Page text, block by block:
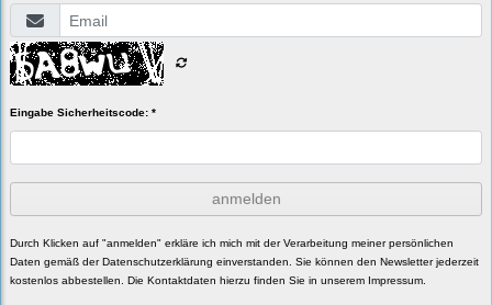
Eingabe Sicherheitscode: *
anmelden
Durch Klicken auf "anmelden" erkläre ich mich mit der Verarbeitung meiner persönlichen
Daten gemäß der Datenschutzerklärung einverstanden. Sie können den Newsletter jederzeit
kostenlos abbestellen. Die Kontaktdaten hierzu finden Sie in unserem Impressum.